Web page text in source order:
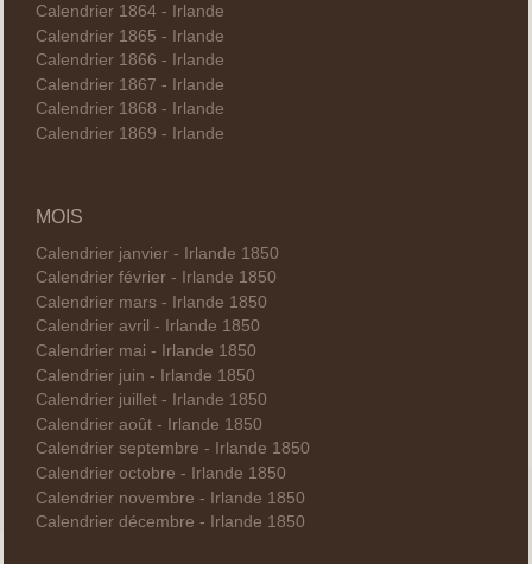
Calendrier 1864 - Irlande
Calendrier 1865 - Irlande
Calendrier 1866 - Irlande
Calendrier 1867 - Irlande
Calendrier 1868 - Irlande
Calendrier 1869 - Irlande
MOIS
Calendrier janvier - Irlande 1850
Calendrier février - Irlande 1850
Calendrier mars - Irlande 1850
Calendrier avril - Irlande 1850
Calendrier mai - Irlande 1850
Calendrier juin - Irlande 1850
Calendrier juillet - Irlande 1850
Calendrier août - Irlande 1850
Calendrier septembre - Irlande 1850
Calendrier octobre - Irlande 1850
Calendrier novembre - Irlande 1850
Calendrier décembre - Irlande 1850